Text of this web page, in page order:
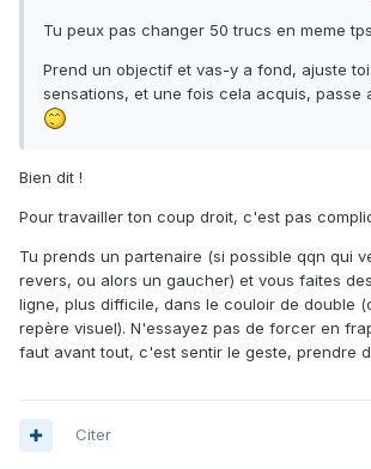
Tu peux pas changer 50 trucs en meme
Prend un objectif et vas-y a fond, ajuste
sensations, et une fois cela acquis, passe
Bien dit !
Pour travailler ton coup droit, c'est pas
Tu prends un partenaire (si possible qqn qui
revers, ou alors un gaucher) et vous faites
ligne, plus difficile, dans le couloir de double
repère visuel). N'essayez pas de forcer en
faut avant tout, c'est sentir le geste, prendre
Citer